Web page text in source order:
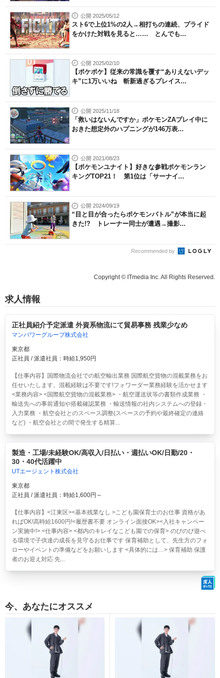
公開 2025/05/12
スト6で上位1%の2人→相打ちの連続、プライド
をかけた対戦を見ると…… とんでも...
公開 2025/02/10
【ポケポケ】従来の常識を覆す“ありえないデッ
キ”に1万いいね 斬新過ぎるプレイス...
公開 2025/11/18
「救いはないんですか」ポケモンZAプレイ中に
おきた想定外のハプニングが146万表...
公開 2021/08/23
【ポケモンユナイト】好きな参戦ポケモンラン
キングTOP21！ 第1位は「サーナイ...
公開 2024/09/19
“目と目が合ったらポケモンバトル”が本当に起
きた!? トレーナー同士が遭遇→撮影...
Recommended by
Copyright © ITmedia Inc. All Rights Reserved.
求人情報
正社員紹介予定派遣 外資系物流にて貿易事務 残業少なめ
マンパワーグループ株式会社
東京都
正社員 / 派遣社員：時給1,950円
【仕事内容】国際物流会社での航空輸出業務 国際航空貨物の混載業務をお
任せいたします。混載経験は不要です!フォワーダー業務経験を活かせます
<業務内容> <国際航空貨物の混載業務> ・航空運送状等の書類作成業務 ・
輸送先への事前通知や搭載確認業務 ・輸送情報の社内システムへの登録・
入力業務 ・航空会社とのスペース調整(スペースの予約や最終確定の連絡
など) ・航空会社との間で発生する精算...
製造・工場/未経験OK/高収入/日払い・週払いOK/日勤/20・
30・40代活躍中
UTエージェント株式会社
東京都
正社員 / 派遣社員：時給1,600円～
【仕事内容】<江東区><基本残業なし >こども園保育士のお仕事 資格があ
ればOK!高時給1600円!<履歴書不要 オンライン面接OK><入社キャンペー
ン実施中!> <仕事内容> <都内のキレイなこども園での保育> のびのび遊べ
る環境で子供達の成長を見守るお仕事です 保育補助として、先生方のフォ
ローやイベントの準備などをお願いします <具体的には…> 保育補助 保護
者のお迎え対応 先...
今、あなたにオススメ